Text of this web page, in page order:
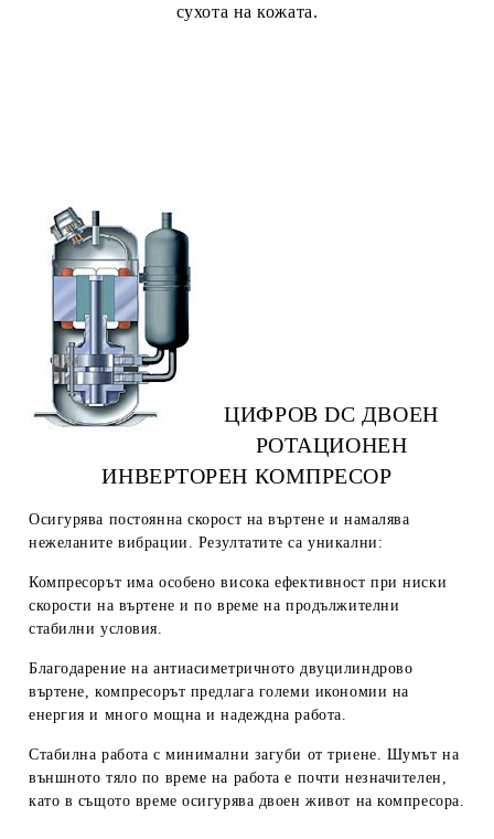
сухота на кожата.
ЦИФРОВ DC ДВОЕН
РОТАЦИОНЕН
ИНВЕРТОРЕН КОМПРЕСОР
Осигурява постоянна скорост на въртене и намалява
нежеланите вибрации.
Резултатите са уникални:
Компресорът има особено висока ефективност при ниски
скорости на въртене и по време на продължителни
стабилни условия.
Благодарение на антиасиметричното двуцилиндрово
въртене, компресорът предлага големи икономии на
енергия и много мощна и надеждна работа.
Стабилна работа с минимални загуби от триене.
Шумът на
външното тяло по време на работа е почти незначителен,
като в същото време осигурява двоен живот на компресора.